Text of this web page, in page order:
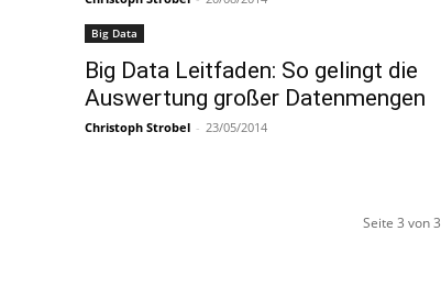
Big Data
Big Data Leitfaden: So gelingt die
Auswertung großer Datenmengen
Christoph Strobel - 23/05/2014
Seite 3 von 3